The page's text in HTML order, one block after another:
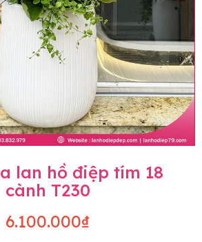
lan hồ điệp tím 18
cành T230
6.100.000₫